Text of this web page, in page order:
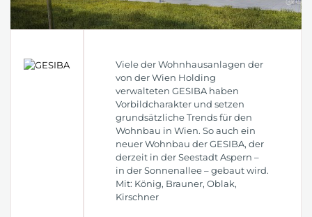
Viele der Wohnhausanlagen der
von der Wien Holding
verwalteten GESIBA haben
Vorbildcharakter und setzen
grundsätzliche Trends für den
Wohnbau in Wien. So auch ein
neuer Wohnbau der GESIBA, der
derzeit in der Seestadt Aspern –
in der Sonnenallee – gebaut wird.
Mit: König, Brauner, Oblak,
Kirschner